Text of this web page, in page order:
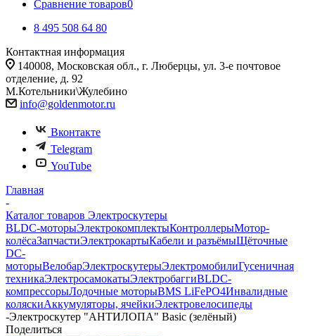
Сравнение товаров0
8 495 508 64 80
Контактная информация
140008, Московская обл., г. Люберцы, ул. 3-е почтовое
отделение, д. 92
М.Котельники\Жулебино
info@goldenmotor.ru
Вконтакте
Telegram
YouTube
Главная
-
Каталог товаров Электроскутеры
BLDC-моторыЭлектрокомплектыКонтроллерыМотор-
колёсаЗапчастиЭлектрокартыКабели и разъёмыЩёточные
DC-
моторыВелобарЭлектроскутерыЭлектромобилиГусеничная
техникаЭлектросамокатыЭлектробаггиBLDC-
компрессорыЛодочные моторыBMS LiFePO4Инвалидные
коляскиАккумуляторы, ячейкиЭлектровелосипеды
-Электроскутер "АНТИЛОПА" Basic (зелёный)
Поделиться